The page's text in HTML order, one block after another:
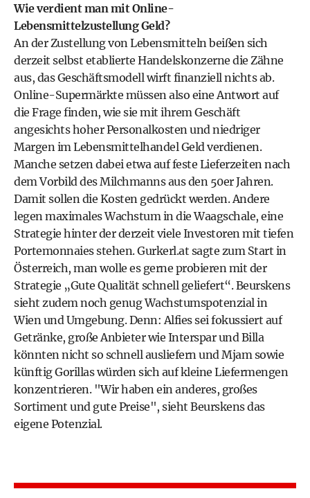
Wie verdient man mit Online-
Lebensmittelzustellung Geld?
An der Zustellung von Lebensmitteln beißen sich
derzeit selbst etablierte Handelskonzerne die Zähne
aus, das Geschäftsmodell wirft finanziell nichts ab.
Online-Supermärkte müssen also eine Antwort auf
die Frage finden, wie sie mit ihrem Geschäft
angesichts hoher Personalkosten und niedriger
Margen im Lebensmittelhandel Geld verdienen.
Manche setzen dabei etwa auf feste Lieferzeiten nach
dem Vorbild des Milchmanns aus den 50er Jahren.
Damit sollen die Kosten gedrückt werden. Andere
legen maximales Wachstum in die Waagschale, eine
Strategie hinter der derzeit viele Investoren mit tiefen
Portemonnaies stehen. Gurkerl.at sagte zum Start in
Österreich, man wolle es gerne probieren mit der
Strategie „Gute Qualität schnell geliefert“. Beurskens
sieht zudem noch genug Wachstumspotenzial in
Wien und Umgebung. Denn: Alfies sei fokussiert auf
Getränke, große Anbieter wie Interspar und Billa
könnten nicht so schnell ausliefern und Mjam sowie
künftig Gorillas würden sich auf kleine Liefermengen
konzentrieren. "Wir haben ein anderes, großes
Sortiment und gute Preise", sieht Beurskens das
eigene Potenzial.